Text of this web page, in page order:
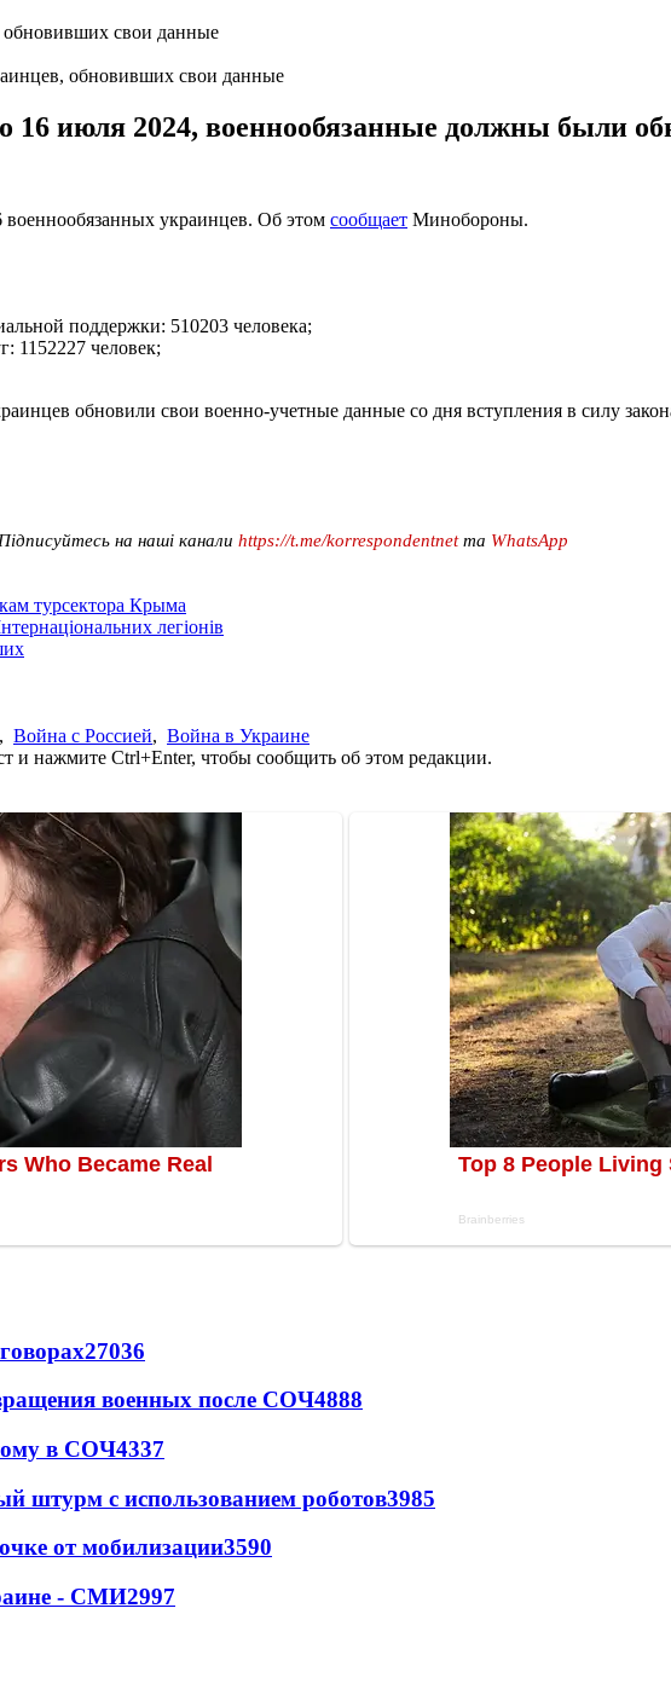
обновивших свои данные
16 июля 2024, военнообязанные должны были
украинцев. Об этом сообщает Минобороны.
поддержки: 510203 человека;
1152227 человек;
обновили свои военно-учетные данные со дня вступления в силу
на наші канали https://t.me/korrespondentnetта WhatsApp
турсектора Крыма
легіонів
, Война с Россией, Война в Украине
и нажмите Ctrl+Enter, чтобы сообщить об этом редакции.
27036
военных после СОЧ4888
в СОЧ4337
штурм с использованием роботов3985
от мобилизации3590
- СМИ2997